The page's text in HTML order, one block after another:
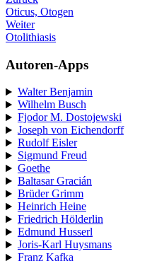
Oticus, Otogen
Weiter
Otolithiasis
Autoren-Apps
Walter Benjamin
Wilhelm Busch
Fjodor M. Dostojewski
Joseph von Eichendorff
Rudolf Eisler
Sigmund Freud
Goethe
Baltasar Gracián
Brüder Grimm
Heinrich Heine
Friedrich Hölderlin
Edmund Husserl
Joris-Karl Huysmans
Franz Kafka